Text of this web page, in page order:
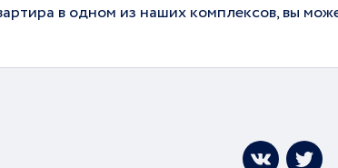
в одном из наших комплексов, вы